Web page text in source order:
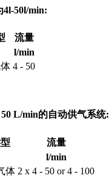
4l-50l/min:
流量
l/min
4 - 50
L/min的自动供气系统:
流量
l/min
体 2 x 4 - 50 or 4 - 100